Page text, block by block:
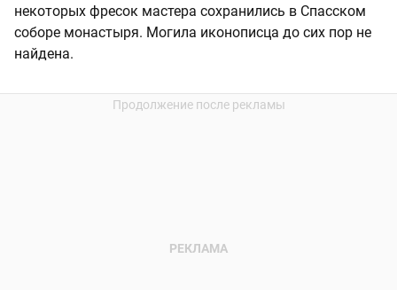
некоторых фресок мастера сохранились в Спасском
соборе монастыря. Могила иконописца до сих пор не
найдена.